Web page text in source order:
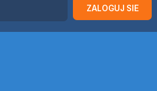
ZALOGUJ SIE